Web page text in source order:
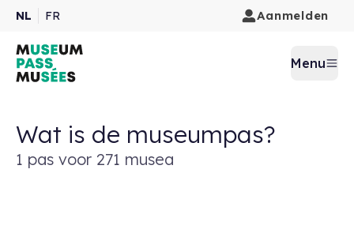
NL FR Aanmelden
Menu
Wat is de museumpas?
1 pas voor 271 musea